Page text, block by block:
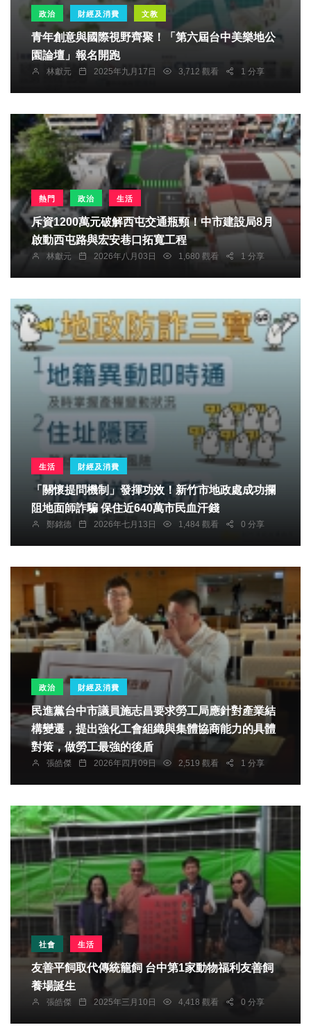
政治 財經及消費 文教
青年創意與國際視野齊聚！「第六屆台中美樂地公
園論壇」報名開跑
林獻元 2025年九月17日 3,712 觀看 1 分享
熱門 政治 生活
斥資1200萬元破解西屯交通瓶頸！中市建設局8月
啟動西屯路與宏安巷口拓寬工程
林獻元 2026年八月03日 1,680 觀看 1 分享
生活 財經及消費
「關懷提問機制」發揮功效！新竹市地政處成功攔
阻地面師詐騙 保住近640萬市民血汗錢
鄭銘德 2026年七月13日 1,484 觀看 0 分享
政治 財經及消費
民進黨台中市議員施志昌要求勞工局應針對產業結
構變遷，提出強化工會組織與集體協商能力的具體
對策，做勞工最強的後盾
張皓傑 2026年四月09日 2,519 觀看 1 分享
社會 生活
友善平飼取代傳統籠飼 台中第1家動物福利友善飼
養場誕生
張皓傑 2025年三月10日 4,418 觀看 0 分享